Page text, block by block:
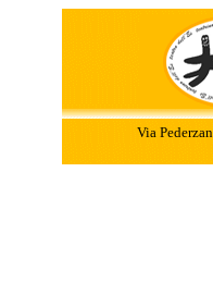
Via